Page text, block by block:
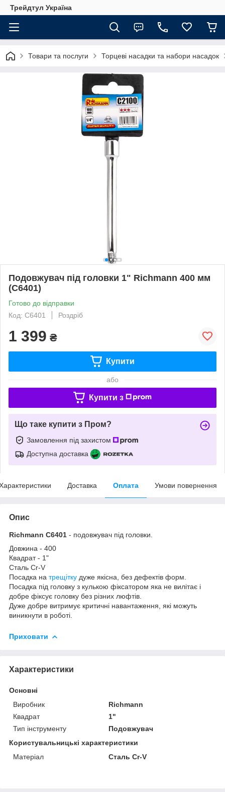
Трейдтул Україна
Товари та послуги Торцеві насадки та набори насадок
Подовжувач під головки 1" Richmann 400 мм
(C6401)
Готово до відправки
Код: C6401
Роздріб
1 399 ₴
Купити
або
Купити з
Що таке купити з Пром?
Замовлення під захистом
Доступна доставка
Доставка Оплата Умови повернення
Опис
Richmann C6401 - подовжувач під головки.
Довжина - 400
Квадрат - 1"
Сталь Cr-V
Посадка на трещітку дуже якісна, без дефектів форм.
Посадка під головку з кулькою фіксатором яка не вилітає і
добре фіксує головку без різних люфтів.
Дуже добре витримує критичні навантаження, які можуть
виникнути в роботі.
Приховати
Характеристики
Основні
Виробник
Richmann
Квадрат
1"
Тип інструменту
Подовжувач
Користувальницькі характеристики
Матеріал
Сталь Cr-V